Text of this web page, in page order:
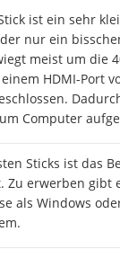
ist ein sehr
nur ein
meist um die
HDMI-Port
Computer
Sticks ist das
erwerben gibt
als Windows